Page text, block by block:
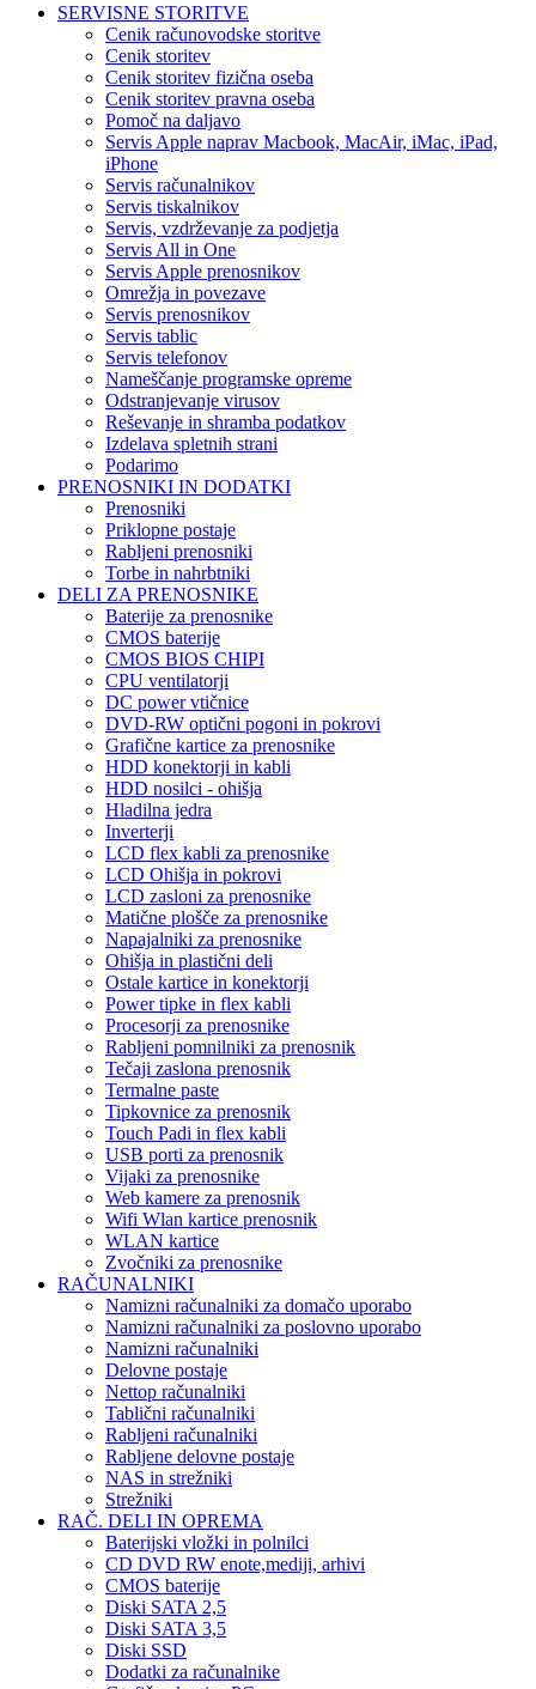
SERVISNE STORITVE
Cenik računovodske storitve
Cenik storitev
Cenik storitev fizična oseba
Cenik storitev pravna oseba
Pomoč na daljavo
Servis Apple naprav Macbook, MacAir, iMac, iPad,
iPhone
Servis računalnikov
Servis tiskalnikov
Servis, vzdrževanje za podjetja
Servis All in One
Servis Apple prenosnikov
Omrežja in povezave
Servis prenosnikov
Servis tablic
Servis telefonov
Nameščanje programske opreme
Odstranjevanje virusov
Reševanje in shramba podatkov
Izdelava spletnih strani
Podarimo
PRENOSNIKI IN DODATKI
Prenosniki
Priklopne postaje
Rabljeni prenosniki
Torbe in nahrbtniki
DELI ZA PRENOSNIKE
Baterije za prenosnike
CMOS baterije
CMOS BIOS CHIPI
CPU ventilatorji
DC power vtičnice
DVD-RW optični pogoni in pokrovi
Grafične kartice za prenosnike
HDD konektorji in kabli
HDD nosilci - ohišja
Hladilna jedra
Inverterji
LCD flex kabli za prenosnike
LCD Ohišja in pokrovi
LCD zasloni za prenosnike
Matične plošče za prenosnike
Napajalniki za prenosnike
Ohišja in plastični deli
Ostale kartice in konektorji
Power tipke in flex kabli
Procesorji za prenosnike
Rabljeni pomnilniki za prenosnik
Tečaji zaslona prenosnik
Termalne paste
Tipkovnice za prenosnik
Touch Padi in flex kabli
USB porti za prenosnik
Vijaki za prenosnike
Web kamere za prenosnik
Wifi Wlan kartice prenosnik
WLAN kartice
Zvočniki za prenosnike
RAČUNALNIKI
Namizni računalniki za domačo uporabo
Namizni računalniki za poslovno uporabo
Namizni računalniki
Delovne postaje
Nettop računalniki
Tablični računalniki
Rabljeni računalniki
Rabljene delovne postaje
NAS in strežniki
Strežniki
RAČ. DELI IN OPREMA
Baterijski vložki in polnilci
CD DVD RW enote,mediji, arhivi
CMOS baterije
Diski SATA 2,5
Diski SATA 3,5
Diski SSD
Dodatki za računalnike